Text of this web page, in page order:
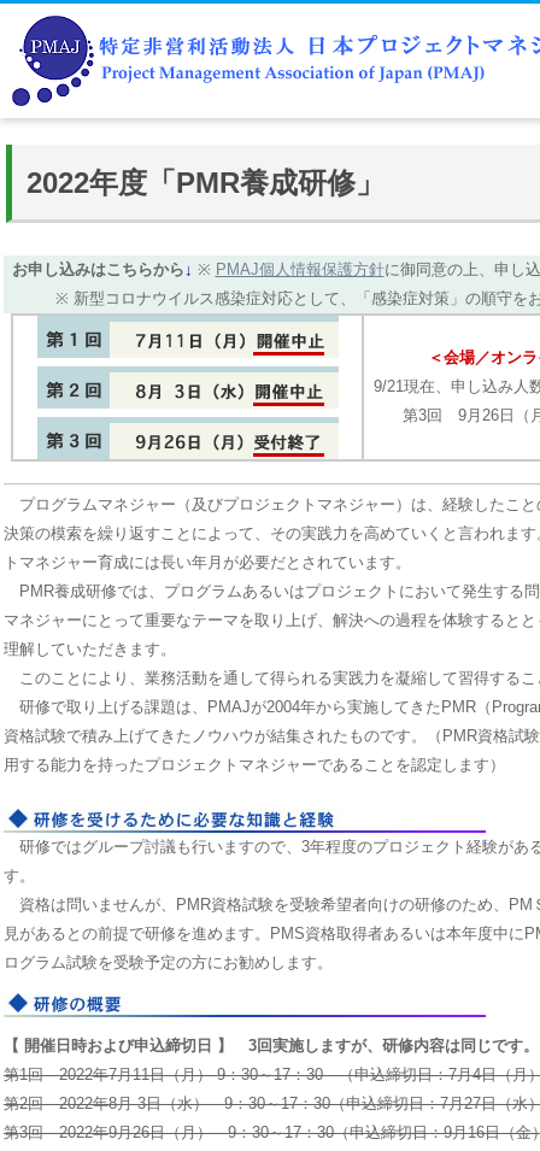
2022年度「PMR養成研修」
お申し込みはこちらから↓ ※ PMAJ個人情報保護方針に御同意の上、申し
※ 新型コロナウイルス感染症対応として、「感染症対策」の順守を
＜会場／オン
9/21現在、申し込み人
第3回 9月26日
プログラムマネジャー（及びプロジェクトマネジャー）は、経験したこ
決策の模索を繰り返すことによって、その実践力を高めていくと言われま
トマネジャー育成には長い年月が必要だとされています。
PMR養成研修では、プログラムあるいはプロジェクトにおいて発生する
マネジャーにとって重要なテーマを取り上げ、解決への過程を体験すると
理解していただきます。
このことにより、業務活動を通して得られる実践力を凝縮して習得する
研修で取り上げる課題は、PMAJが2004年から実施してきたPMR（
資格試験で積み上げてきたノウハウが結集されたものです。（PMR資格試
用する能力を持ったプロジェクトマネジャーであることを認定します）
研修ではグループ討議も行いますので、3年程度のプロジェクト経験があ
す。
資格は問いませんが、PMR資格試験を受験希望者向けの研修のため、PM
見があるとの前提で研修を進めます。PMS資格取得者あるいは本年度中に
ログラム試験を受験予定の方にお勧めします。
【 開催日時および申込締切日 】 3回実施しますが、研修内容は同じです。
第1回 2022年7月11日（月） 9：30～17：30 （申込締切日：7月4日（月
第2回 2022年8月 3日（水） 9：30～17：30（申込締切日：7月27日（水
第3回 2022年9月26日（月） 9：30～17：30（申込締切日：9月16日（金